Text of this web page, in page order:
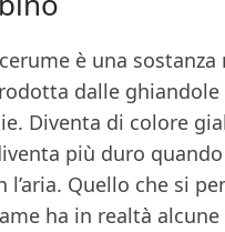
è una sostanza
dalle ghiandole
Diventa di colore
più duro
Quello che si
ha in realtà